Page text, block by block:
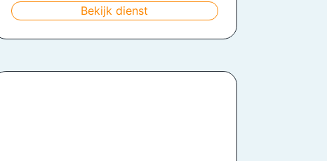
Bekijk dienst